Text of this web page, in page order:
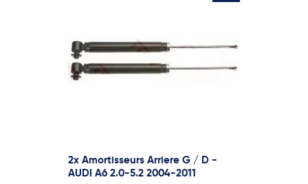
2x Amortisseurs Arriere G / D -
AUDI A6 2.0-5.2 2004-2011